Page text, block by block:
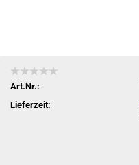
Art.Nr.:
Lieferzeit: